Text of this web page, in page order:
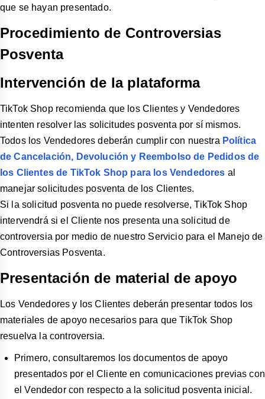
que se hayan presentado.
Procedimiento de Controversias
Posventa
Intervención de la plataforma
TikTok Shop recomienda que los Clientes y Vendedores
intenten resolver las solicitudes posventa por sí mismos.
Todos los Vendedores deberán cumplir con nuestra Política
de Cancelación, Devolución y Reembolso de Pedidos de
los Clientes de TikTok Shop para los Vendedores al
manejar solicitudes posventa de los Clientes.
Si la solicitud posventa no puede resolverse, TikTok Shop
intervendrá si el Cliente nos presenta una solicitud de
controversia por medio de nuestro Servicio para el Manejo de
Controversias Posventa.
Presentación de material de apoyo
Los Vendedores y los Clientes deberán presentar todos los
materiales de apoyo necesarios para que TikTok Shop
resuelva la controversia.
Primero, consultaremos los documentos de apoyo
presentados por el Cliente en comunicaciones previas con
el Vendedor con respecto a la solicitud posventa inicial.